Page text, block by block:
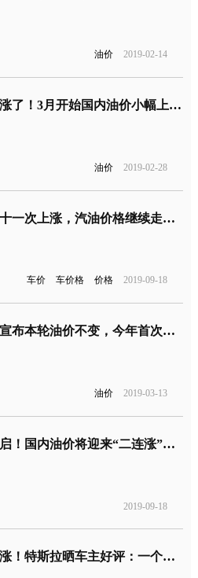
油价 2019-02-14
油价又涨了！3月开始国内油价小幅上涨，92号汽油每升上调0.21元
油价 2019-02-28
油价第十一次上涨，汽油价格继续走高用车成本增加
车价 车价格 价格 2019-09-18
发改委宣布本轮油价不变，今年首次迎来“搁浅”
油价 2019-03-13
24点开启！国内油价将迎来“二连涨”，购车热度或减弱
2019-09-18
油价大涨！特斯拉晒车主好评：一个月80元电费，真香！